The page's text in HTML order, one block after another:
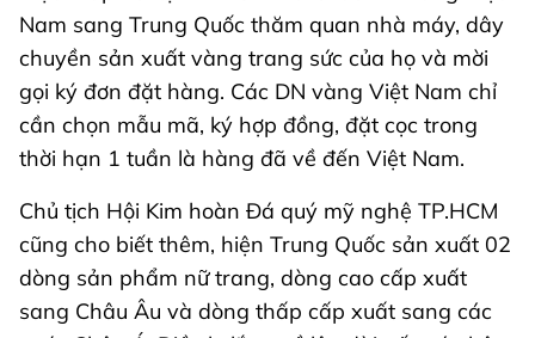
Nam sang Trung Quốc thăm quan nhà máy, dây
chuyền sản xuất vàng trang sức của họ và mời
gọi ký đơn đặt hàng. Các DN vàng Việt Nam chỉ
cần chọn mẫu mã, ký hợp đồng, đặt cọc trong
thời hạn 1 tuần là hàng đã về đến Việt Nam.
Chủ tịch Hội Kim hoàn Đá quý mỹ nghệ TP.HCM
cũng cho biết thêm, hiện Trung Quốc sản xuất 02
dòng sản phẩm nữ trang, dòng cao cấp xuất
sang Châu Âu và dòng thấp cấp xuất sang các